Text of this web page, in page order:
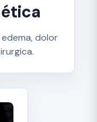
dolor